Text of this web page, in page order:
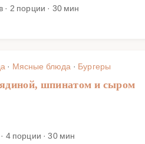
· 2 порции · 30 мин
· Мясные блюда · Бургеры
шпинатом и сыром
4 порции · 30 мин